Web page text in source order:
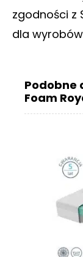
zgodności z
dla
Podobne
Foam